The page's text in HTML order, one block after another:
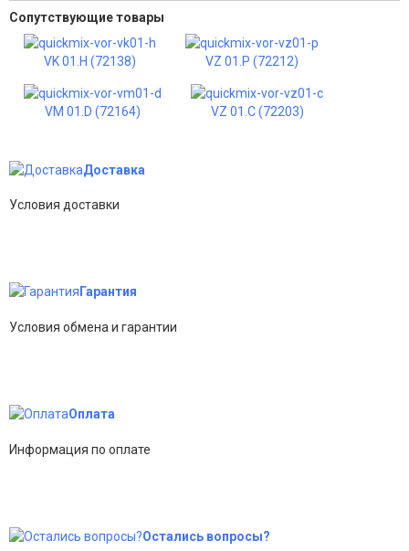
Сопутствующие товары
VK 01.H (72138) VZ 01.P (72212)
VM 01.D (72164) VZ 01.C (72203)
Доставка
Условия доставки
Гарантия
Условия обмена и гарантии
Оплата
Информация по оплате
Остались вопросы?